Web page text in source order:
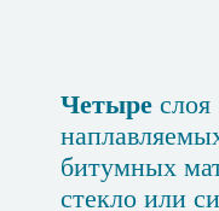
Четыре слоя
би­тумных
стекло или